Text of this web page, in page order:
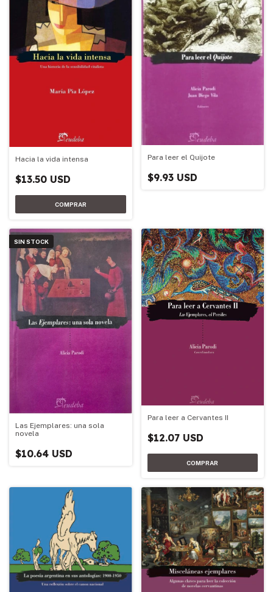
Hacia la vida intensa
$13.50 USD
Para leer el Quijote
$9.93 USD
SIN STOCK
Las Ejemplares: una sola
novela
$10.64 USD
Para leer a Cervantes II
$12.07 USD